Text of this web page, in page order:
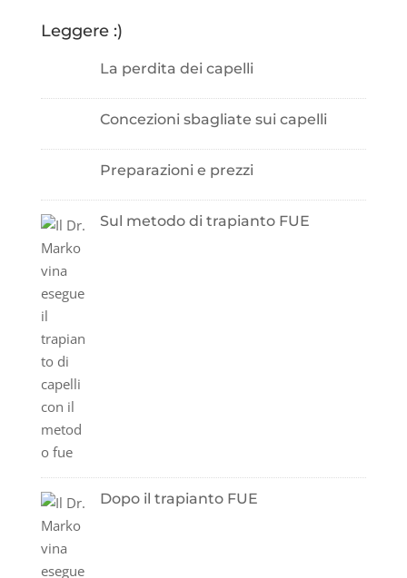
Leggere :)
La perdita dei capelli
Concezioni sbagliate sui capelli
Preparazioni e prezzi
Sul metodo di trapianto FUE
Dopo il trapianto FUE